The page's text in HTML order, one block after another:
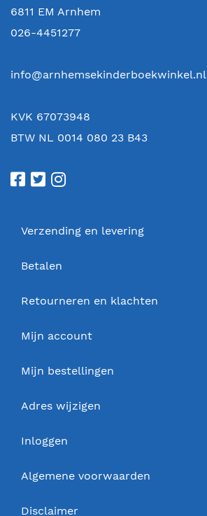
6811 EM Arnhem
026-4451277
info@arnhemsekinderboekwinkel.nl
KVK 67073948
BTW NL 0014 080 23 B43
Verzending en levering
Betalen
Retourneren en klachten
Mijn account
Mijn bestellingen
Adres wijzigen
Inloggen
Algemene voorwaarden
Disclaimer